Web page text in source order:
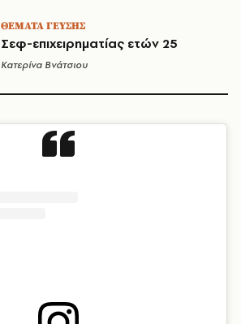
ΘΕΜΑΤΑ ΓΕΥΣΗΣ
Σεφ-επιχειρηματίας ετών 25
Κατερίνα Βνάτσιου